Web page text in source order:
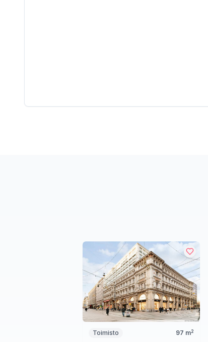
Toimisto 97 m2